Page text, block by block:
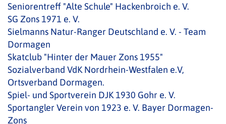
Seniorentreff "Alte Schule" Hackenbroich e. V.
SG Zons 1971 e. V.
Sielmanns Natur-Ranger Deutschland e. V. - Team
Dormagen
Skatclub "Hinter der Mauer Zons 1955"
Sozialverband VdK Nordrhein-Westfalen e.V,
Ortsverband Dormagen.
Spiel- und Sportverein DJK 1930 Gohr e. V.
Sportangler Verein von 1923 e. V. Bayer Dormagen-
Zons